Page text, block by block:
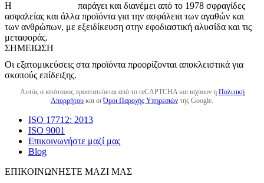
Η
παράγει και διανέμει από το 1978 σφραγίδες
ασφαλείας και άλλα προϊόντα για την ασφάλεια των αγαθών και
των ανθρώπων, με εξειδίκευση στην εφοδιαστική αλυσίδα και τις
μεταφοράς.
ΣΗΜΕΊΩΣΗ
Οι εξατομικεύσεις στα προϊόντα προορίζονται αποκλειστικά για
σκοπούς επίδειξης.
Αυτός ο ιστότοπος προστατεύεται από το reCAPTCHA και ισχύουν η Πολιτική
Απορρήτου και οιΌροι Παροχής Υπηρεσιών της Google.
ISO 17712: 2013
ISO 9001
Επικοινωνήστε μαζί μας
Blog
ΕΠΙΚΟΙΝΩΝΉΣΤΕ ΜΑΖΊ ΜΑΣ